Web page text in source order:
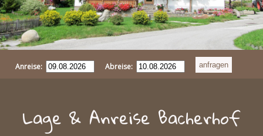
Anreise: Abreise:
Lage & Anreise Bacherhof